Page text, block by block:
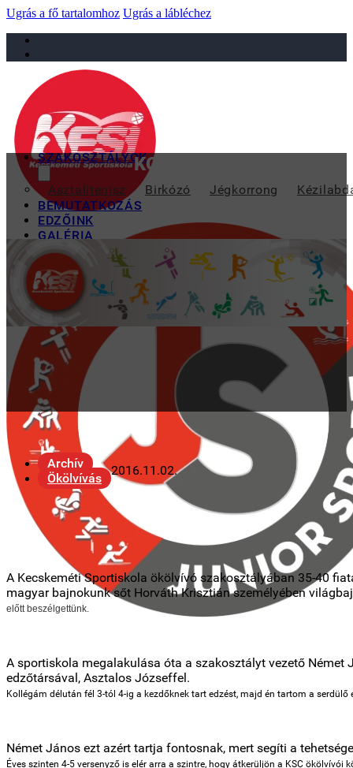
Ugrás a fő tartalomhoz Ugrás a lábléchez
sportiskola@juniorsportkft.hu
SZAKOSZTÁLYOK
Asztalitenisz Birkózó Jégkorrong
BEMUTATKOZÁS
EDZŐINK
GALÉRIA
TAO
KAPCSOLAT
KOMOLY MUNKA
Archív
Ökölvívás
2016.11.02.
A Kecskeméti Sportiskola ökölvívó szakosztályában 35-40
magyar bajnokunk sőt Horváth Krisztián személyében
előtt beszélgettünk.
A sportiskola megalakulása óta a szakosztályt vezető
edzőtársával, Asztalos Józseffel.
Kollégám délután fél 3-tól 4-ig a kezdőknek tart edzést, majd én tartom a
Német János ezt azért tartja fontosnak, mert segíti a
Éves szinten 4-5 versenyző is elér arra a szintre, hogy átkerüljön a KSC